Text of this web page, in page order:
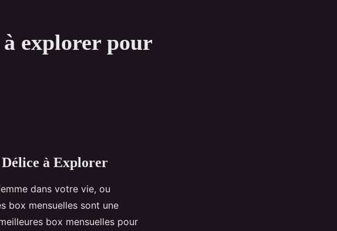
à explorer pour
à Explorer
dans votre vie, ou
box mensuelles sont une
box mensuelles pour